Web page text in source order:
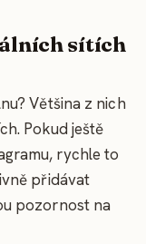
sítích
Většina z nich
Pokud ještě
rychle to
přidávat
pozornost na